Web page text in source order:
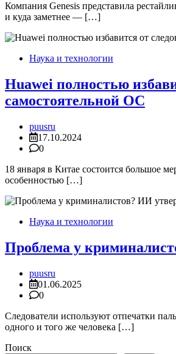
Компания Genesis представила
и куда заметнее — […]
Наука и технологии
Huawei полностью
самостоятельной ОС
puusru
17.10.2024
0
18 января в Китае состоится большое
особенностью […]
Наука и технологии
Проблема у
puusru
01.06.2025
0
Следователи используют отпечатки
одного и того же человека […]
Поиск